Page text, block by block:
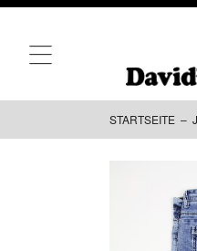
STARTSEITE –